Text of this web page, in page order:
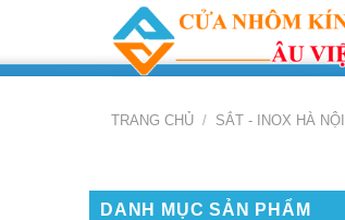
content
TRANG CHỦ / SẮT - INOX HÀ NỘI
DANH MỤC SẢN PHẨM